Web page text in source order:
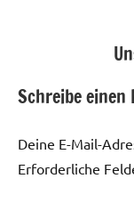
Schreibe einen
Deine E-Mail-
Erforderliche